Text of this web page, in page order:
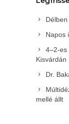
Napos
4–2-es
Kisvárdán
Dr.
mellé állt